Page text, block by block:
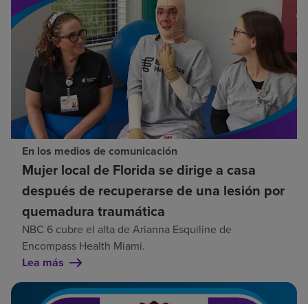
En los medios de comunicación
Mujer local de Florida se dirige a casa
después de recuperarse de una lesión por
quemadura traumática
NBC 6 cubre el alta de Arianna Esquiline de
Encompass Health Miami.
Lea más